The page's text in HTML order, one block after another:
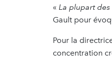
« La plupart
Gault pour
Pour la
concentration